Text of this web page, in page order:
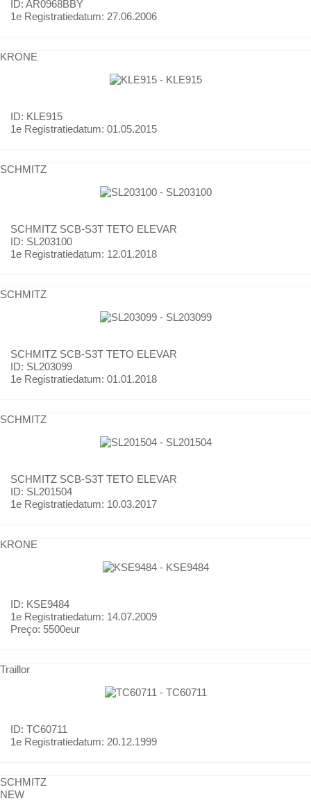
ID: AR0968BBY
1e Registratiedatum: 27.06.2006
KRONE
ID: KLE915
1e Registratiedatum: 01.05.2015
SCHMITZ
SCHMITZ SCB-S3T TETO ELEVAR
ID: SL203100
1e Registratiedatum: 12.01.2018
SCHMITZ
SCHMITZ SCB-S3T TETO ELEVAR
ID: SL203099
1e Registratiedatum: 01.01.2018
SCHMITZ
SCHMITZ SCB-S3T TETO ELEVAR
ID: SL201504
1e Registratiedatum: 10.03.2017
KRONE
ID: KSE9484
1e Registratiedatum: 14.07.2009
Preço: 5500eur
Traillor
ID: TC60711
1e Registratiedatum: 20.12.1999
SCHMITZ
NEW